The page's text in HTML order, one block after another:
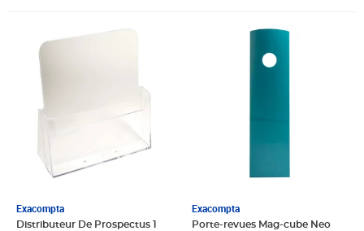
Exacompta
Distributeur De Prospectus 1
Exacompta
Porte-revues Mag-cube Neo
Prix 49,25€ HT